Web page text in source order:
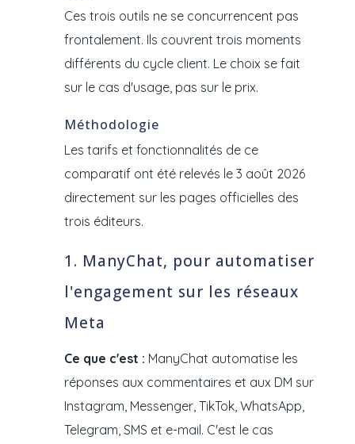
Ces trois outils ne se concurrencent pas
frontalement. Ils couvrent trois moments
différents du cycle client. Le choix se fait
sur le cas d'usage, pas sur le prix.
Méthodologie
Les tarifs et fonctionnalités de ce
comparatif ont été relevés le 3 août 2026
directement sur les pages officielles des
trois éditeurs.
1. ManyChat, pour automatiser
l'engagement sur les réseaux
Meta
Ce que c'est : ManyChat automatise les
réponses aux commentaires et aux DM sur
Instagram, Messenger, TikTok, WhatsApp,
Telegram, SMS et e-mail. C'est le cas